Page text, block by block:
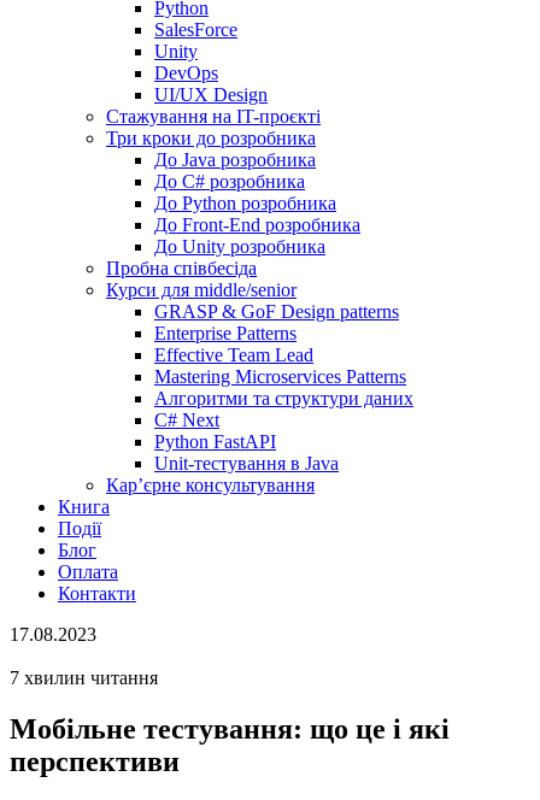
Python
SalesForce
Unity
DevOps
UI/UX Design
Стажування на IT-проєкті
Три кроки до розробника
До Java розробника
До C# розробника
До Python розробника
До Front-End розробника
До Unity розробника
Пробна співбесіда
Курси для middle/senior
GRASP & GoF Design patterns
Enterprise Patterns
Effective Team Lead
Mastering Microservices Patterns
Алгоритми та структури даних
C# Next
Python FastAPI
Unit-тестування в Java
Кар’єрне консультування
Книга
Події
Блог
Оплата
Контакти
17.08.2023
7 хвилин читання
Мобільне тестування: що це і які
перспективи